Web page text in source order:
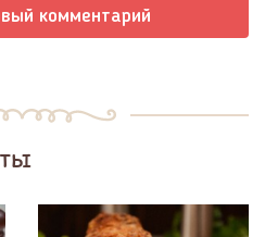
комментарий